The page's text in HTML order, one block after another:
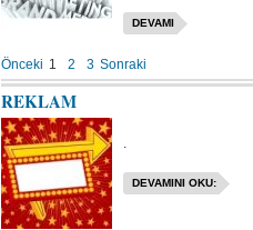
DEVAMI
Önceki 1 2 3 Sonraki
REKLAM
.
DEVAMINI OKU: